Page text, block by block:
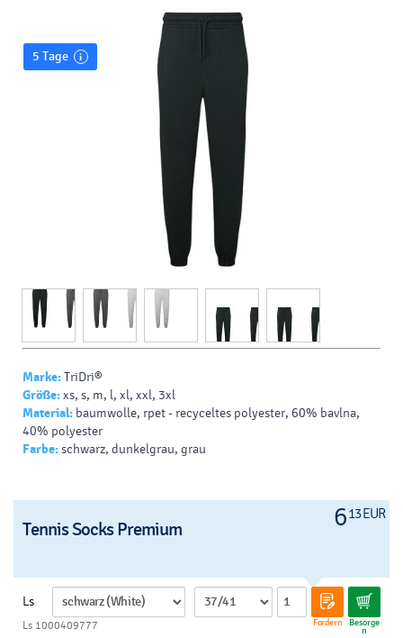
5 Tage
Marke:TriDri®
Größe:xs, s, m, l, xl, xxl, 3xl
Material: baumwolle, rpet - recyceltes polyester, 60% bavlna,
40% polyester
Farbe:schwarz, dunkelgrau, grau
613 EUR
Tennis Socks Premium
Ls
Fordern Besorge
n
Ls 1000409777